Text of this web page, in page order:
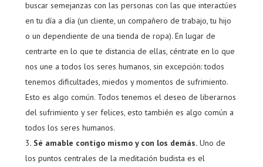
buscar semejanzas con las personas con las que interactúes
en tu día a día (un cliente, un compañero de trabajo, tu hijo
o un dependiente de una tienda de ropa). En lugar de
centrarte en lo que te distancia de ellas, céntrate en lo que
nos une a todos los seres humanos, sin excepción: todos
tenemos dificultades, miedos y momentos de sufrimiento.
Esto es algo común. Todos tenemos el deseo de liberarnos
del sufrimiento y ser felices, esto también es algo común a
todos los seres humanos.
Sé amable contigo mismo y con los demás.Uno de
los puntos centrales de la meditación budista es el